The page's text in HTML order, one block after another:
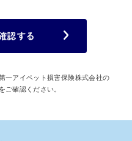
認する
一アイペット損害保険株式会社の
をご確認ください。